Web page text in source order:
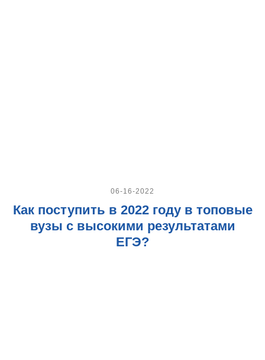
06-16-2022
Как поступить в 2022 году в топовые
вузы с высокими результатами
ЕГЭ?